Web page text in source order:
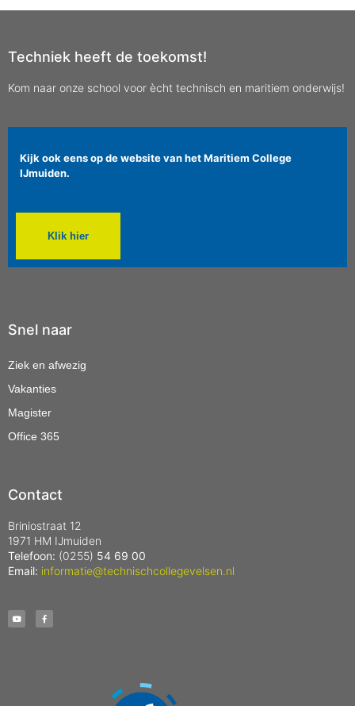
Techniek heeft de toekomst!
Kom naar onze school voor ècht technisch en maritiem onderwijs!
Kijk ook eens op de website van het Maritiem College
IJmuiden.
Klik hier
Snel naar
Ziek en afwezig
Vakanties
Magister
Office 365
Contact
Briniostraat 12
1971 HM IJmuiden
Telefoon: (0255) 54 69 00
Email: informatie@technischcollegevelsen.nl